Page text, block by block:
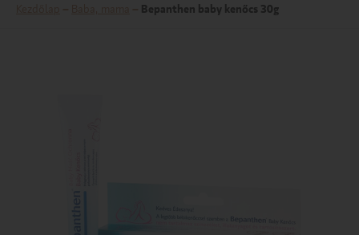
Bepanthen baby kenőcs 30g